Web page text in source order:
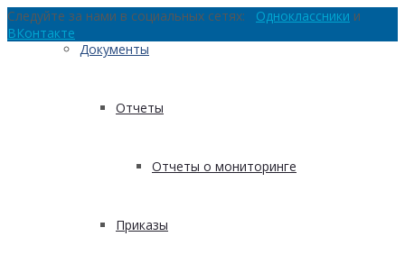
Документы
Отчеты
Отчеты о мониторинге
Приказы
Следуйте за нами в социальных сетях: Одноклассники и
ВКонтакте